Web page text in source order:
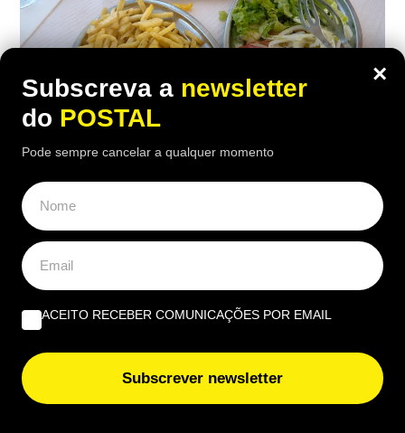
“O verdadeiro sabor da Guia”: nesta
churrasqueira algarvia da EN125 ainda
pode comer “excelente frango à Guia”
por 6,50€
Há uma paragem na Nacional 125 onde uma das
receitas mais conhecidas de frango assado do
×
Subscreva a newsletter
do POSTAL
Pode sempre cancelar a qualquer momento
ACEITO RECEBER COMUNICAÇÕES POR EMAIL
Subscrever newsletter